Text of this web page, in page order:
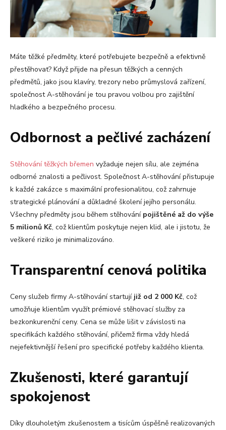
Máte těžké předměty, které potřebujete bezpečně a efektivně
přestěhovat? Když přijde na přesun těžkých a cenných
předmětů, jako jsou klavíry, trezory nebo průmyslová zařízení,
společnost A-stěhování je tou pravou volbou pro zajištění
hladkého a bezpečného procesu.
Odbornost a pečlivé zacházení
Stěhování těžkých břemen vyžaduje nejen sílu, ale zejména
odborné znalosti a pečlivost. Společnost A-stěhování přistupuje
k každé zakázce s maximální profesionalitou, což zahrnuje
strategické plánování a důkladné školení jejího personálu.
Všechny předměty jsou během stěhování pojištěné až do výše
5 milionů Kč, což klientům poskytuje nejen klid, ale i jistotu, že
veškeré riziko je minimalizováno.
Transparentní cenová politika
Ceny služeb firmy A-stěhování startují již od 2 000 Kč, což
umožňuje klientům využít prémiové stěhovací služby za
bezkonkurenční ceny. Cena se může lišit v závislosti na
specifikách každého stěhování, přičemž firma vždy hledá
nejefektivnější řešení pro specifické potřeby každého klienta.
Zkušenosti, které garantují
spokojenost
Díky dlouholetým zkušenostem a tisícům úspěšně realizovaných